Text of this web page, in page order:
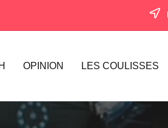
OPINION LES COULISSES